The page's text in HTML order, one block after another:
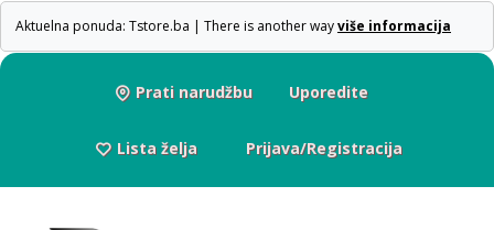
Aktuelna ponuda: Tstore.ba | There is another wayviše informacija
Prati narudžbu Uporedite
Lista želja Prijava/Registracija